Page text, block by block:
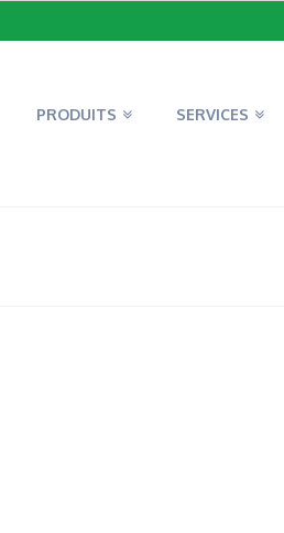
PRODUITS SERVICES